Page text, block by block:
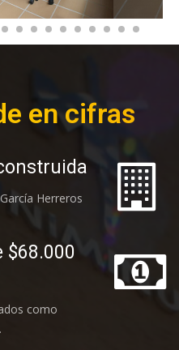
en cifras
Herreros
$68.000
como